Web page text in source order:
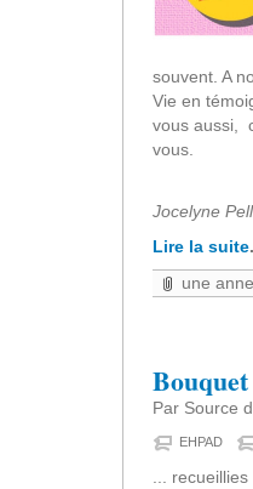
souvent. A
Vie en
vous aussi,
vous.
Jocelyne
Lire la suite
une
Par Source
EHPAD
...